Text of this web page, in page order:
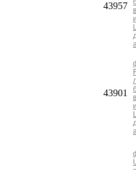
43957
43901